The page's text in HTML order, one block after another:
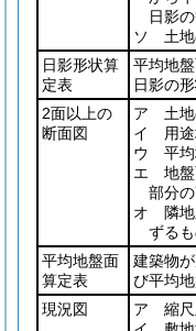
日影
ソ 土地
日影形状算
定表
平均地
日影の
2面以上の
断面図
ア 土地
イ 用途
ウ 平均
エ 地盤
部分
オ 隣地
ずる
平均地盤面
算定表
建築物
び平均
現況図
ア 縮尺